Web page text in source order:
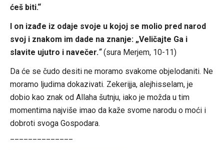
ćeš biti.“
I on izađe iz odaje svoje u kojoj se molio pred narod
svoj i znakom im dade na znanje: „Veličajte Ga i
slavite ujutro i navečer.“(sura Merjem, 10-11)
Da će se čudo desiti ne moramo svakome objelodaniti. Ne
moramo ljudima dokazivati. Zekerijja, alejhisselam, je
dobio kao znak od Allaha šutnju, iako je možda u tim
momentima najviše imao da kaže svome narodu o moći i
dobroti svoga Gospodara.